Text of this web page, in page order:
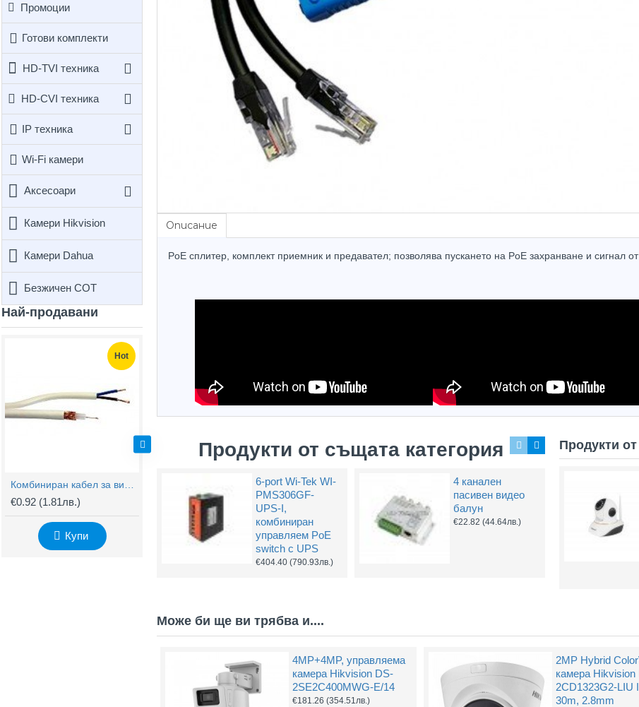
Промоции
Готови комплекти
HD-TVI техника
HD-CVI техника
IP техника
Wi-Fi камери
Аксесоари
Камери Hikvision
Камери Dahua
Безжичен СОТ
Най-продавани
Hot
€0.92 (1.81лв.)
Купи
BNC Kонектор с Винт
(1.20лв.)
Купи
€0.58(1.14лв.) €0.67
Описание
PoE сплитер, комплект приемник и предавател; позволява пускането на PoE захранване и сигнал
Продукти от същата категория
6-port Wi-Tek WI-
PMS306GF-
UPS-I,
комбиниран
управляем PoE
switch с UPS
€404.40 (790.93лв.)
4 канален
пасивен видео
балун
€22.82 (44.64лв.)
Продукти
Може би ще ви трябва и....
4MP+4MP, управляема
камера Hikvision DS-
2SE2C400MWG-E/14
€181.26 (354.51лв.)
2MP Hybrid
камера Hikvision
2CD1323G2-LIU
30m, 2.8mm